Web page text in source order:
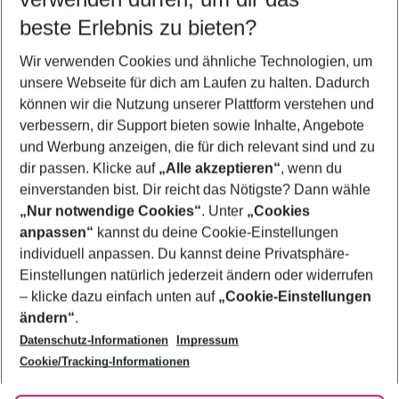
5-8 Nächte
2 Erwachsene Keine Kinder
Mehr Filter anzeigen
Footer
Footer navigation
Über uns
AGB
Bestpreisgarantie
Cookie-Einstellungen ändern
Cookie-Richtlinie
Agenturbetreuung
Barrierefreies Reisen
Folge uns
beste Erlebnis zu bieten?
Wir verwenden Cookies und ähnliche Technologien, um
unsere Webseite für dich am Laufen zu halten. Dadurch
können wir die Nutzung unserer Plattform verstehen und
verbessern, dir Support bieten sowie Inhalte, Angebote
und Werbung anzeigen, die für dich relevant sind und zu
dir passen. Klicke auf „Alle akzeptieren“, wenn du
einverstanden bist. Dir reicht das Nötigste? Dann wähle
„Nur notwendige Cookies“. Unter „Cookies
anpassen“ kannst du deine Cookie-Einstellungen
individuell anpassen. Du kannst deine Privatsphäre-
Einstellungen natürlich jederzeit ändern oder widerrufen
– klicke dazu einfach unten auf „Cookie-Einstellungen
ändern“.
Datenschutz-Informationen
Impressum
Cookie/Tracking-Informationen